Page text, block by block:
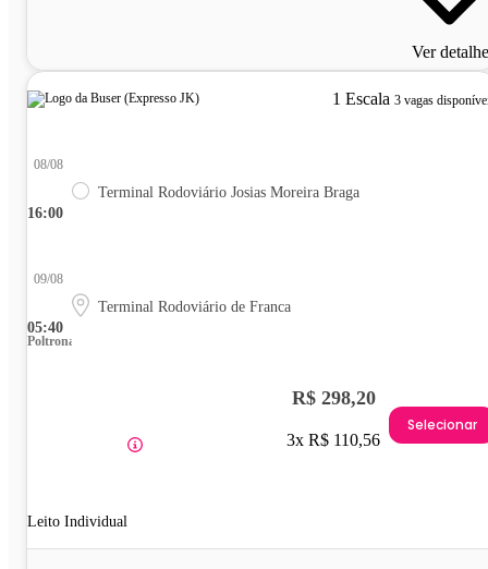
Ver
1 Escala 3 vagas
16:00
08/08
Terminal Rodoviário Josias Moreira Braga
05:40
09/08
Terminal Rodoviário de Franca
Poltrona
Leito Individual
R$ 298,20
3x R$ 110,56
Selecionar